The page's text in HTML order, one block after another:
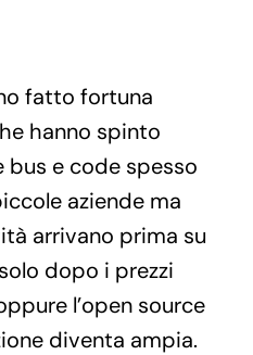
fatto fortuna
hanno spinto
bus e code spesso
aziende ma
arrivano prima su
dopo i prezzi
l’open source
diventa ampia.